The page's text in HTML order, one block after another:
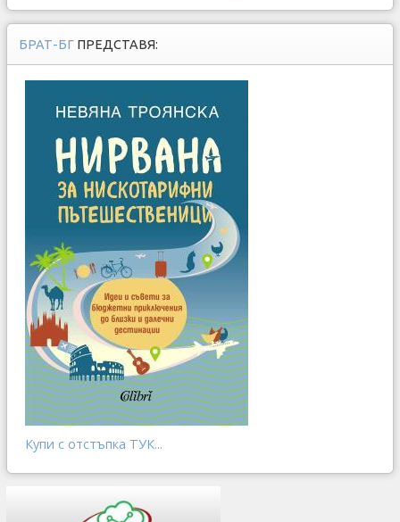
БРАТ-БГ ПРЕДСТАВЯ:
Купи с отстъпка ТУК...